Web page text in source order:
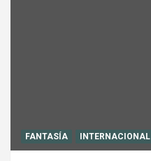
FANTASÍA INTERNACIONAL